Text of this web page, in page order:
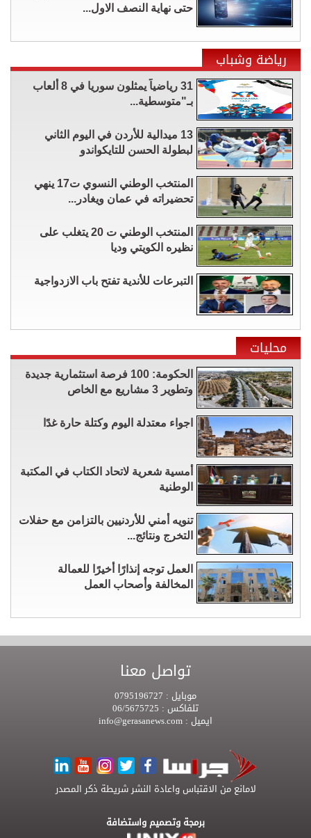
حتى نهاية النصف الاول...
رياضة وشباب
31 رياضياً يمثلون سوريا في 8 ألعاب
بـ"متوسطية...
13 ميدالية للأردن في اليوم الثاني
لبطولة الحسن للتايكواندو
المنتخب الوطني النسوي ت17 ينهي
تحضيراته في عمان ويغادر...
المنتخب الوطني ت 20 يتغلب على
نظيره الكويتي وديا
التبرعات للأندية تفتح باب الازدواجية
محليات
الحكومة: 100 فرصة استثمارية جديدة
وتطوير 3 مشاريع مع الخاص
اجواء معتدلة اليوم وكتلة حارة غدًا
أمسية شعرية لاتحاد الكتاب في المكتبة
الوطنية
تنويه أمني للأردنيين بالتزامن مع حفلات
التخرج ونتائج...
العمل توجه إنذارًا أخيرًا للعمالة
المخالفة وأصحاب العمل
تواصل معنا
موبايل :
تلفاكس :
ايميل :
لامانع من الاقتباس واعادة النشر شريطة ذكر المصدر
برمجة وتصميم واستضافة